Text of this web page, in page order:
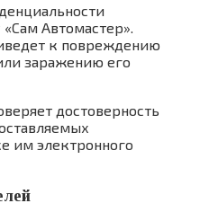
Автомастер».
к повреждению
заражению его
достоверность
им электронного